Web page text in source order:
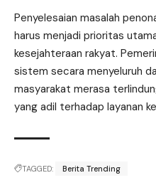
Penyelesaian masalah
harus menjadi prioritas
kesejahteraan rakyat.
sistem secara menyeluruh
masyarakat merasa
yang adil terhadap layanan
TAGGED: Berita Trending